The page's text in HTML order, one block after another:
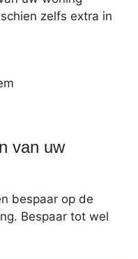
zelfs extra in
van uw
bespaar op de
Bespaar tot wel